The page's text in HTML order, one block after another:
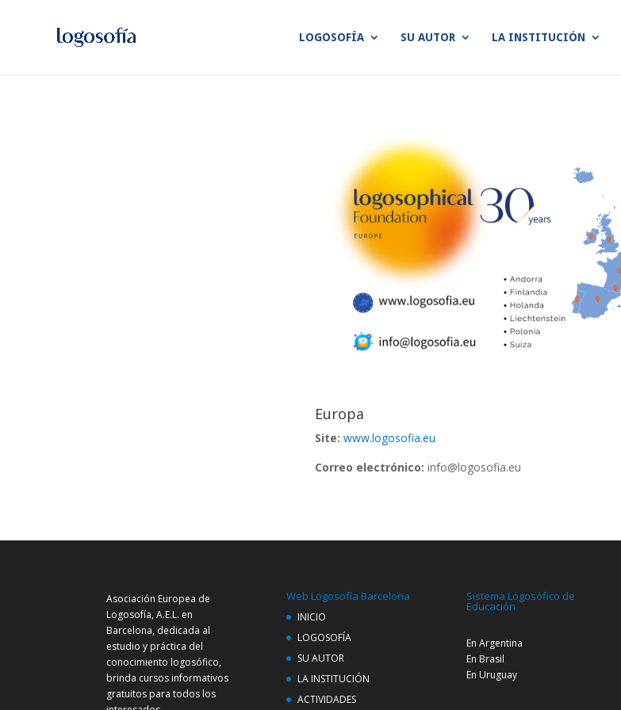
LOGOSOFÍA SU AUTOR LA INSTITUCIÓN
Europa
Site: www.logosofia.eu
Correo electrónico: info@logosofia.eu
Asociación Europea de
Logosofía, A.E.L. en
Barcelona, dedicada al
estudio y práctica del
conocimiento logosófico,
brinda cursos informativos
gratuitos para todos los
Web Logosofía Barcelona
INICIO
LOGOSOFÍA
SU AUTOR
LA INSTITUCIÓN
ACTIVIDADES
Sistema Logosófico de
Educación
En Argentina
En Brasil
En Uruguay